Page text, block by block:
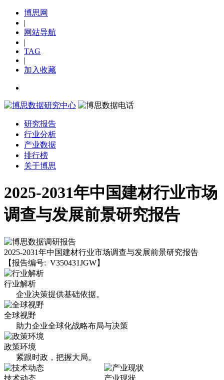
博思网
|
网站导航
|
TAG
|
加入收藏
研究报告
行业分析
产业数据
排行榜
关于博思
2025-2031年中国建材行业市场
调查与发展前景研究报告
2025-2031年中国建材行业市场调查与发展前景研究报告
【报告编号: V350431JGW】
行业解析
企业决策提供基础依据。
全球视野
助力企业全球化战略布局与决策
政策环境
紧跟时政，把握大局。
产业现状
技术动态